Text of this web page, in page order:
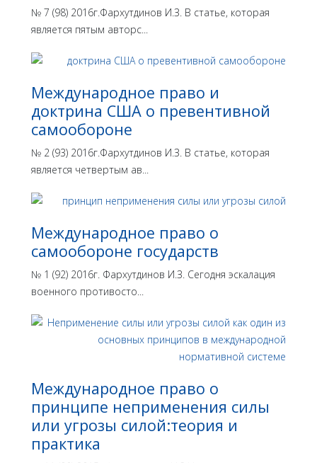
№ 7 (98) 2016г.Фархутдинов И.З. В статье, которая
является пятым авторс...
Международное право и
доктрина США о превентивной
самообороне
№ 2 (93) 2016г.Фархутдинов И.З. В статье, которая
является четвертым ав...
Международное право о
самообороне государств
№ 1 (92) 2016г. Фархутдинов И.З. Сегодня эскалация
военного противосто...
Международное право о
принципе неприменения силы
или угрозы силой:теория и
практика